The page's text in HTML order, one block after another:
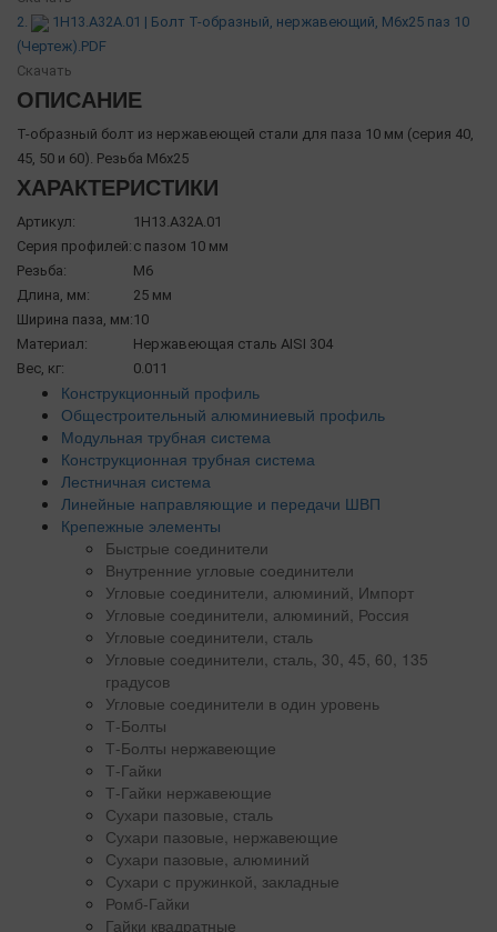
2.
1H13.A32A.01 | Болт Т-образный, нержавеющий, M6x25 паз 10
(Чертеж).PDF
Скачать
ОПИСАНИЕ
Т-образный болт из нержавеющей стали для паза 10 мм (серия 40,
45, 50 и 60). Резьба М6х25
ХАРАКТЕРИСТИКИ
Артикул:
1H13.A32A.01
Серия профилей: с пазом 10 мм
Резьба:
М6
Длина, мм:
25 мм
Ширина паза, мм:10
Материал:
Нержавеющая сталь AISI 304
Вес, кг:
0.011
Конструкционный профиль
Общестроительный алюминиевый профиль
Модульная трубная система
Конструкционная трубная система
Лестничная система
Линейные направляющие и передачи ШВП
Крепежные элементы
Быстрые соединители
Внутренние угловые соединители
Угловые соединители, алюминий, Импорт
Угловые соединители, алюминий, Россия
Угловые соединители, сталь
Угловые соединители, сталь, 30, 45, 60, 135
градусов
Угловые соединители в один уровень
Т-Болты
Т-Болты нержавеющие
Т-Гайки
Т-Гайки нержавеющие
Сухари пазовые, сталь
Сухари пазовые, нержавеющие
Сухари пазовые, алюминий
Сухари с пружинкой, закладные
Ромб-Гайки
Гайки квадратные